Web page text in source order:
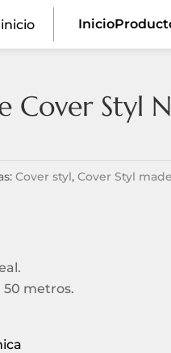
Inicio
Cover Styl
Cover styl,Cover Styl
metros.